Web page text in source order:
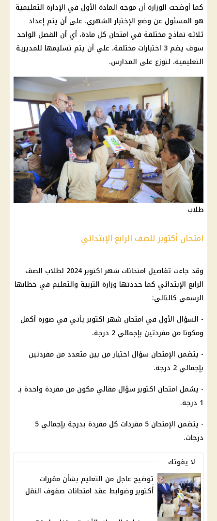
كما أوضحت الوزارة أن موجه المادة الأول في الإدارة التعليمية
هو المسئول عن وضع الإختبار الشهري، على أن يتم إعداد
ثلاثه نماذج مختلفة في امتحان كل مادة، أي أن الفصل الواحد
سوف يضم 3 اختبارات مختلفة، علي أن يتم تسليمها للمديرية
التعليمية، لتوزع على المدارس.
طلاب
امتحان أكتوبر للصف الرابع الإبتدائي
وقد جاءت تفاصيل امتحانات شهر اكتوبر 2024
لطلاب الصف
الرابع الإبتدائي كما حددتها وزارة التربية والتعليم في خطابها
الرسمي كالتالي:
- السؤال الأول في امتحان شهر اكتوبريأتي في صورة أكمل
ومكونا من مفردتين بإجمالي 2 درجة.
- يتضمن الإمتحان سؤال اختيارمن بين متعدد من مفردتين
بإجمالي 2 درجة.
- يشمل امتحان اكتوبر سؤال مقالي مكون من مفردة واحدة بـ
1 درجة.
- يتضمن الإمتحان 5 مفردات كل مفردة بدرجة بإجمالي 5
درجات.
لا يفوتك
توضيح عاجل من التعليم بشأن مقررات
أكتوبر وضوابط عقد امتحانات صفوف النقل